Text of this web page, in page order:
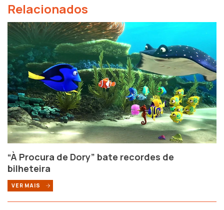
Relacionados
“À Procura de Dory” bate recordes de
bilheteira
VER MAIS